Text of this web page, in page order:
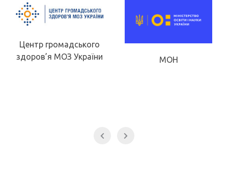
Центр громадського
здоров’я МОЗ України
МОН